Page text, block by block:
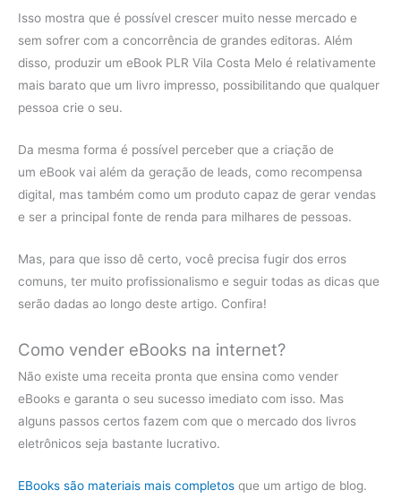
Isso mostra que é possível crescer muito nesse mercado e
sem sofrer com a concorrência de grandes editoras. Além
disso, produzir um eBook PLR Vila Costa Melo é relativamente
mais barato que um livro impresso, possibilitando que qualquer
pessoa crie o seu.
Da mesma forma é possível perceber que a criação de
um eBook vai além da geração de leads, como recompensa
digital, mas também como um produto capaz de gerar vendas
e ser a principal fonte de renda para milhares de pessoas.
Mas, para que isso dê certo, você precisa fugir dos erros
comuns, ter muito profissionalismo e seguir todas as dicas que
serão dadas ao longo deste artigo. Confira!
Como vender eBooks na internet?
Não existe uma receita pronta que ensina como vender
eBooks e garanta o seu sucesso imediato com isso. Mas
alguns passos certos fazem com que o mercado dos livros
eletrônicos seja bastante lucrativo.
EBooks são materiais mais completos que um artigo de blog.